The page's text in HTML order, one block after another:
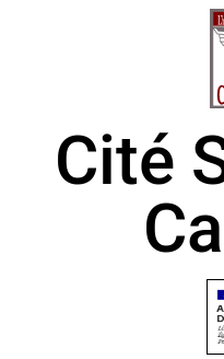
Cité